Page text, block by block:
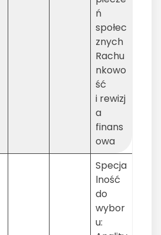
ń
społec
znych
Rachu
nkowo
ść
i rewizj
a
finans
owa
Specja
lność
do
wybor
u: